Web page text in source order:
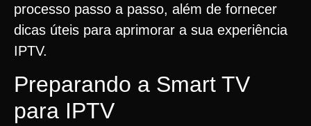
processo passo a passo, além de fornecer
dicas úteis para aprimorar a sua experiência
IPTV.
Preparando a Smart TV
para IPTV